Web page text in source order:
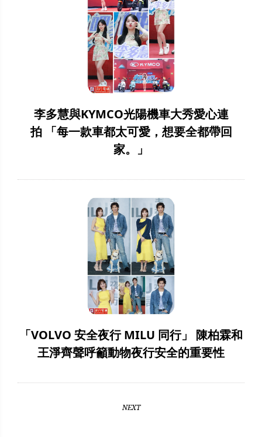
李多慧與KYMCO光陽機車大秀愛心連
拍 「每一款車都太可愛，想要全都帶回
家。」
「VOLVO 安全夜行 MILU 同行」 陳柏霖和
王淨齊聲呼籲動物夜行安全的重要性
NEXT